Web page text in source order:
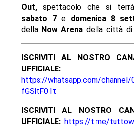
Out,spettacolo che si
sabato 7 edomenica 8
della Now Arenadella città di
ISCRIVITI AL NOSTRO
UFFICIALE:
https://whatsapp.com/channel/
fGSitF01t
ISCRIVITI AL NOSTRO
UFFICIALE: https://t.me/